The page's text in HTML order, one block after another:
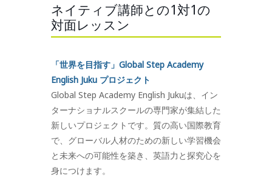
ネイティブ講師との1対1の
対面レッスン
「世界を目指す」Global Step Academy
English Juku プロジェクト
Global Step Academy English Jukuは、イン
ターナショナルスクールの専門家が集結した
新しいプロジェクトです。質の高い国際教育
で、グローバル人材のための新しい学習機会
と未来への可能性を築き、英語力と探究心を
身につけます。